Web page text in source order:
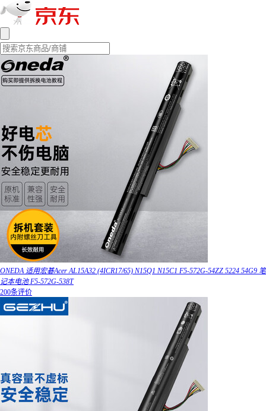
ONEDA 适用宏碁Acer AL15A32 (4ICR17/65) N15Q1 N15C1 F5-572G-54ZZ 5224 54G9 笔
记本电池 F5-572G-538T
200条评价